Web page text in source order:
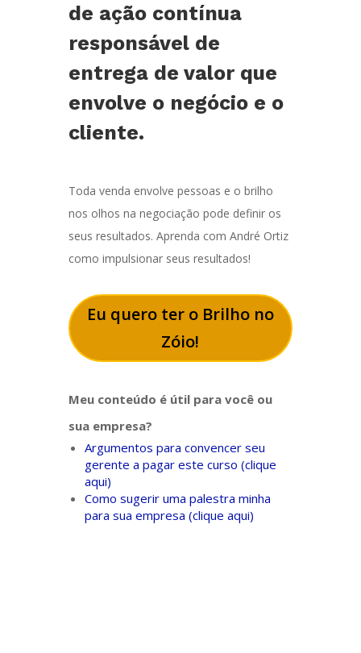
de ação contínua
responsável de
entrega de valor que
envolve o negócio e o
cliente.
Toda venda envolve pessoas e o brilho
nos olhos na negociação pode definir os
seus resultados. Aprenda com André Ortiz
como impulsionar seus resultados!
Eu quero ter o Brilho no
Zóio!
Meu conteúdo é útil para você ou
sua empresa?
Argumentos para convencer seu
gerente a pagar este curso (clique
aqui)
Como sugerir uma palestra minha
para sua empresa (clique aqui)